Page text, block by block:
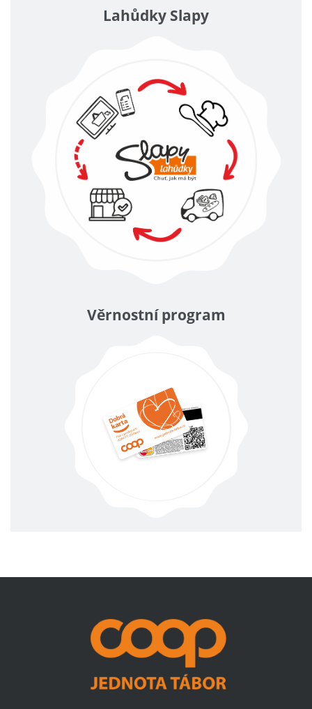
Lahůdky Slapy
Věrnostní program